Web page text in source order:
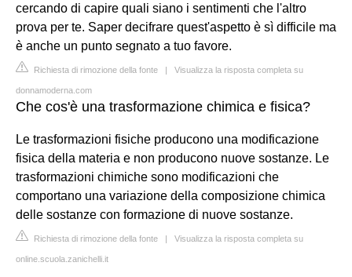
cercando di capire quali siano i sentimenti che l'altro
prova per te. Saper decifrare quest'aspetto è sì difficile ma
è anche un punto segnato a tuo favore.
Richiesta di rimozione della fonte | Visualizza la risposta completa su
donnamoderna.com
Che cos'è una trasformazione chimica e fisica?
Le trasformazioni fisiche producono una modificazione
fisica della materia e non producono nuove sostanze. Le
trasformazioni chimiche sono modificazioni che
comportano una variazione della composizione chimica
delle sostanze con formazione di nuove sostanze.
Richiesta di rimozione della fonte | Visualizza la risposta completa su
online.scuola.zanichelli.it